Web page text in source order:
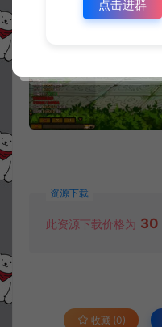
资源下载
此资源下载价格为 30
收藏 (0)
点击进群